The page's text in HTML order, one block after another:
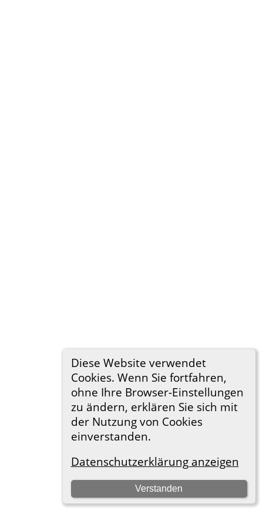
Diese Website verwendet
Cookies. Wenn Sie fortfahren,
ohne Ihre Browser-Einstellungen
zu ändern, erklären Sie sich mit
der Nutzung von Cookies
einverstanden.
Datenschutzerklärung anzeigen
Verstanden